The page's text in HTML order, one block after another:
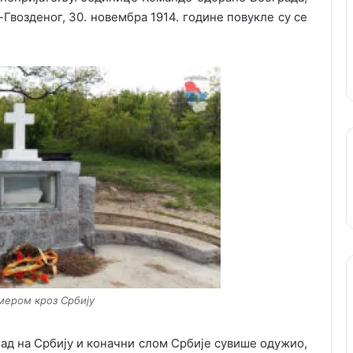
30. новембра 1914. године повукле су се
кроз Србију
на Србију и коначни слом Србије сувише одужио,